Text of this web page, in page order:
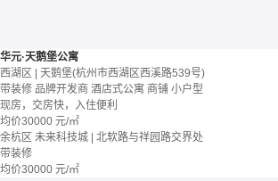
华元·天鹅堡公寓
西湖区 | 天鹅堡(杭州市西湖区西溪路539号)
带装修 品牌开发商 酒店式公寓 商铺 小户型
现房，交房快，入住便利
均价30000 元/㎡
余杭区 未来科技城 | 北软路与祥园路交界处
带装修
均价30000 元/㎡